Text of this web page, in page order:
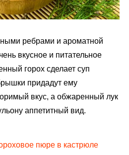
ребрами и ароматной
вкусное и питательное
горох сделает суп
придадут ему
вкус, а обжаренный лук
аппетитный вид.
пюре в кастрюле